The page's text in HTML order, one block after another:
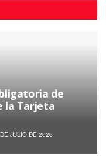
de
la Tarjeta
JULIO DE 2026